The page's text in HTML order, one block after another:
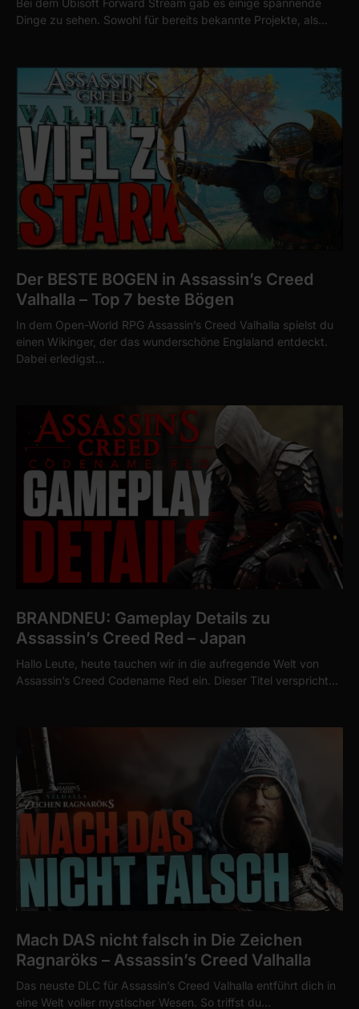
Dinge zu sehen. Sowohl für bereits bekannte Projekte, als…
Der BESTE BOGEN in Assassin’s Creed
Valhalla – Top 7 beste Bögen
In dem Open-World RPG Assassin’s Creed Valhalla spielst du
einen Wikinger, der das wunderschöne Englaland entdeckt.
Dabei erledigst…
BRANDNEU: Gameplay Details zu
Assassin’s Creed Red – Japan
Hallo Leute, heute tauchen wir in die aufregende Welt von
Assassin’s Creed Codename Red ein. Dieser Titel verspricht…
Mach DAS nicht falsch in Die Zeichen
Ragnaröks – Assassin’s Creed Valhalla
Das neuste DLC für Assassin’s Creed Valhalla entführt dich in
eine Welt voller mystischer Wesen. So triffst du…